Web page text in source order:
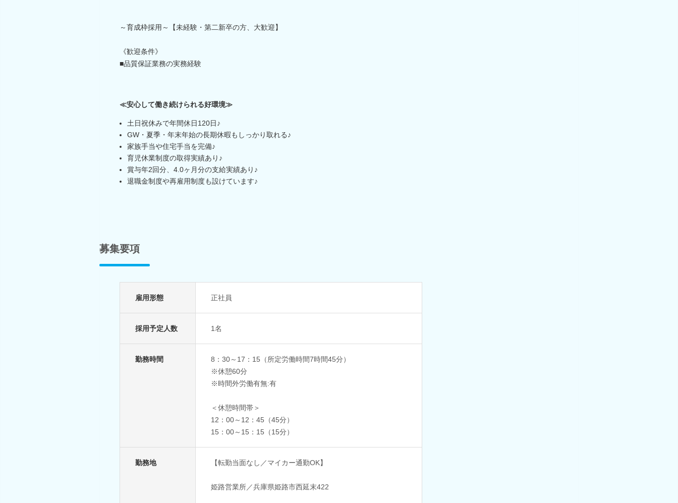
～育成枠採用～【未経験・第二新卒の方、大歓迎】
《歓迎条件》
■品質保証業務の実務経験
≪安心して働き続けられる好環境≫
土日祝休みで年間休日120日♪
GW・夏季・年末年始の長期休暇もしっかり取れる♪
家族手当や住宅手当を完備♪
育児休業制度の取得実績あり♪
賞与年2回分、4.0ヶ月分の支給実績あり♪
退職金制度や再雇用制度も設けています♪
募集要項
雇用形態 正社員
採用予定人数 1名
勤務時間
8：30～17：15（所定労働時間7時間45分）
※休憩60分
※時間外労働有無:有
＜休憩時間帯＞
12：00～12：45（45分）
15：00～15：15（15分）
勤務地 【転勤当面なし／マイカー通勤OK】
姫路営業所／兵庫県姫路市西延末422